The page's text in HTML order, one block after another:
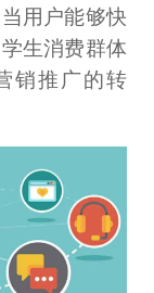
用户能够快
生消费群体
销推广的转